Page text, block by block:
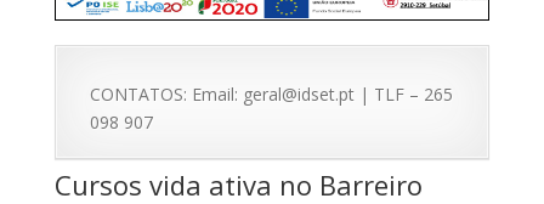
CONTATOS: Email: geral@idset.pt | TLF – 265
098 907
Cursos vida ativa no Barreiro